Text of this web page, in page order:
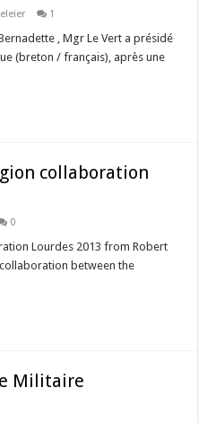
1
, Mgr Le Vert a présidé
(breton / français), après une
collaboration
0
Lourdes 2013 from Robert
between the
Militaire